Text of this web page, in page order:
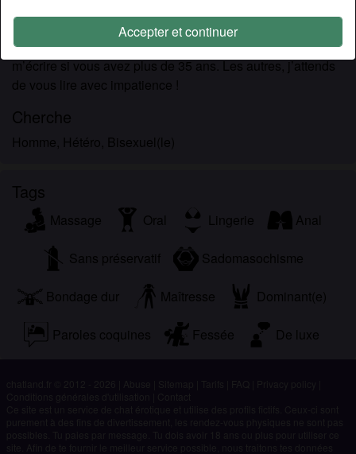
Accepter et continuer
femme cougar, bien que je ne sois pas fan de ce mot que
je trouve assez vulgaire. Quoi qu’il en soit, il est inutile de
m’écrire si vous avez plus de 35 ans. Les autres, j’attends
de vous lire avec impatience !
Cherche
Homme, Hétéro, Bisexuel(le)
Tags
Massage Oral Lingerie Anal
Sans préservatif Sadomasochisme
Bondage dur Maîtresse Dominant(e)
Paroles coquines Fessée De luxe